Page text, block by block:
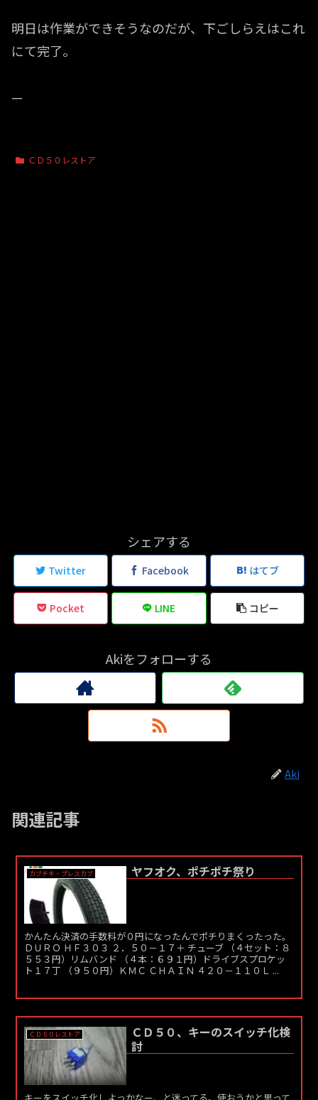
明日は作業ができそうなのだが、下ごしらえはこれ
にて完了。
—
ＣＤ５０レストア
シェアする
Twitter Facebook はてブ
Pocket LINE コピー
Akiをフォローする
Aki
関連記事
カブチキ・プレスカブ ヤフオク、ポチポチ祭り
かんたん決済の手数料が０円になったんでポチりまくったった。
ＤＵＲＯ ＨＦ３０３ ２．５０－１７＋ チューブ （４セット：８
５５３円）リムバンド （４本：６９１円）ドライブスプロケッ
ト１７丁 （９５０円）ＫＭＣ ＣＨＡＩＮ ４２０－１１０Ｌ ...
ＣＤ５０レストア
ＣＤ５０、キーのスイッチ化検
討
キーをスイッチ化しよっかなー、と迷ってる。使おうかと思って